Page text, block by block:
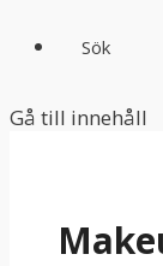
Sök
Gå till innehåll